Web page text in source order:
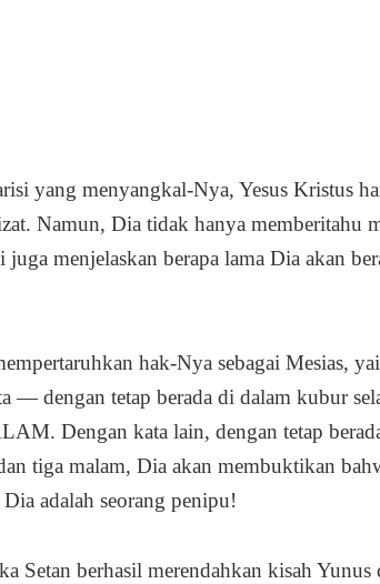
yang menyangkal-Nya, Yesus Kristus
Namun, Dia tidak hanya memberitahu
menjelaskan berapa lama Dia akan
hak-Nya sebagai Mesias,
— dengan tetap berada di dalam kubur
Dengan kata lain, dengan tetap
tiga malam, Dia akan membuktikan
adalah seorang penipu!
Setan berhasil merendahkan kisah Yunus